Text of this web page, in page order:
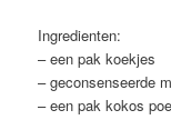
Ingredienten:
– een pak koekjes
– geconsenseerde
– een pak kokos